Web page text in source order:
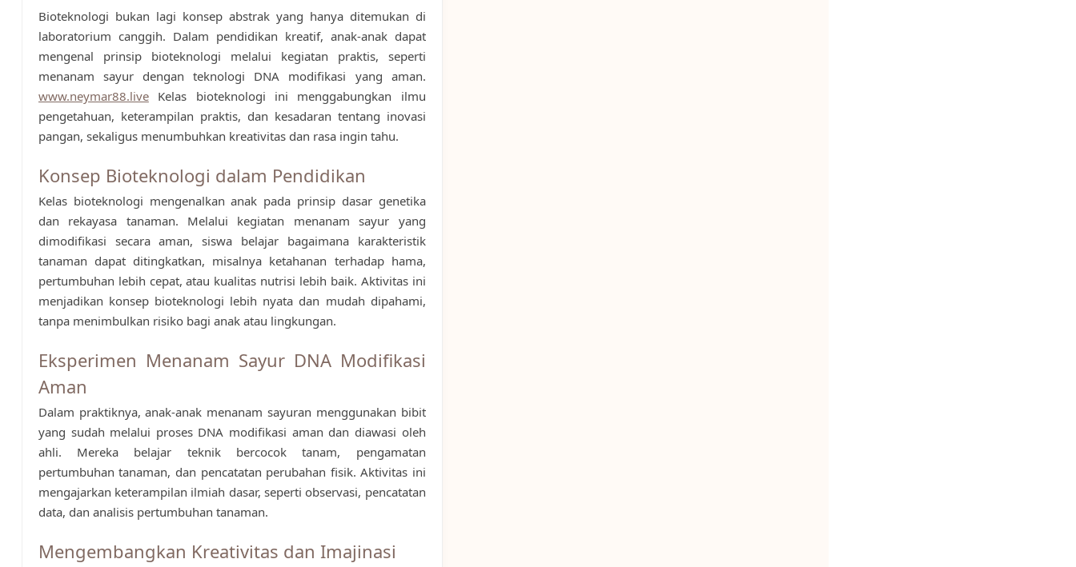
Bioteknologi bukan lagi konsep abstrak yang hanya ditemukan di
laboratorium canggih. Dalam pendidikan kreatif, anak-anak dapat
mengenal prinsip bioteknologi melalui kegiatan praktis, seperti
menanam sayur dengan teknologi DNA modifikasi yang aman.
www.neymar88.liveKelas bioteknologi ini menggabungkan ilmu
pengetahuan, keterampilan praktis, dan kesadaran tentang inovasi
pangan, sekaligus menumbuhkan kreativitas dan rasa ingin tahu.
Konsep Bioteknologi dalam Pendidikan
Kelas bioteknologi mengenalkan anak pada prinsip dasar genetika
dan rekayasa tanaman. Melalui kegiatan menanam sayur yang
dimodifikasi secara aman, siswa belajar bagaimana karakteristik
tanaman dapat ditingkatkan, misalnya ketahanan terhadap hama,
pertumbuhan lebih cepat, atau kualitas nutrisi lebih baik. Aktivitas ini
menjadikan konsep bioteknologi lebih nyata dan mudah dipahami,
tanpa menimbulkan risiko bagi anak atau lingkungan.
Eksperimen Menanam Sayur DNA Modifikasi
Aman
Dalam praktiknya, anak-anak menanam sayuran menggunakan bibit
yang sudah melalui proses DNA modifikasi aman dan diawasi oleh
ahli. Mereka belajar teknik bercocok tanam, pengamatan
pertumbuhan tanaman, dan pencatatan perubahan fisik. Aktivitas ini
mengajarkan keterampilan ilmiah dasar, seperti observasi, pencatatan
data, dan analisis pertumbuhan tanaman.
Mengembangkan Kreativitas dan Imajinasi